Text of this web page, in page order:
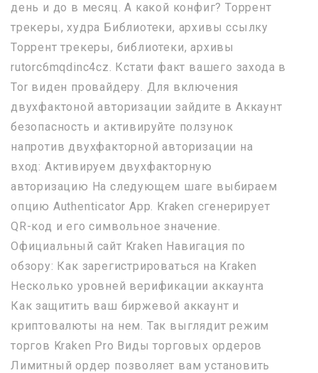
день и до в месяц. А какой конфиг? Торрент
трекеры, худра Библиотеки, архивы ссылку
Торрент трекеры, библиотеки, архивы
rutorc6mqdinc4cz. Кстати факт вашего захода в
Tor виден провайдеру. Для включения
двухфактоной авторизации зайдите в Аккаунт
безопасность и активируйте ползунок
напротив двухфакторной авторизации на
вход: Активируем двухфакторную
авторизацию На следующем шаге выбираем
опцию Authenticator App. Kraken сгенерирует
QR-код и его символьное значение.
Официальный сайт Kraken Навигация по
обзору: Как зарегистрироваться на Kraken
Несколько уровней верификации аккаунта
Как защитить ваш биржевой аккаунт и
криптовалюты на нем. Так выглядит режим
торгов Kraken Pro Виды торговых ордеров
Лимитный ордер позволяет вам установить